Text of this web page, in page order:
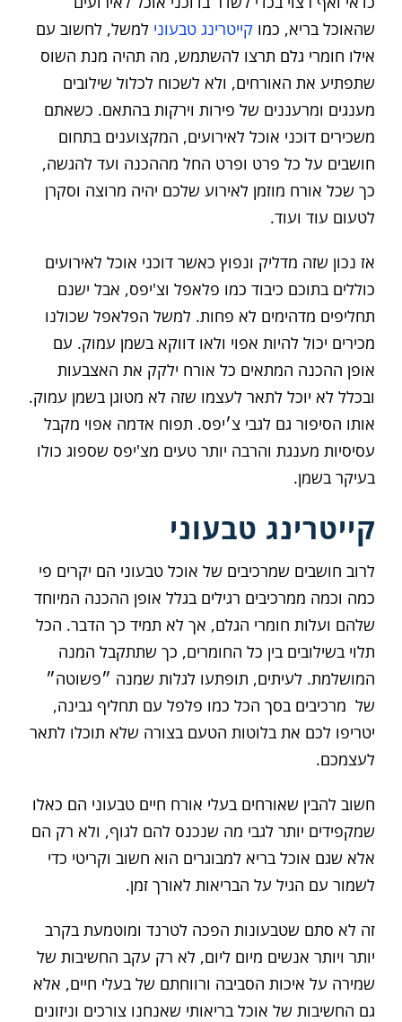
שהאוכל בריא, כמו קייטרינג טבעוני למשל, לחשוב עם
אילו חומרי גלם תרצו להשתמש, מה תהיה מנת השוס
שתפתיע את האורחים, ולא לשכוח לכלול שילובים
מענגים ומרעננים של פירות וירקות בהתאם. כשאתם
משכירים דוכני אוכל לאירועים, המקצוענים בתחום
חושבים על כל פרט ופרט החל מההכנה ועד להגשה,
כך שכל אורח מוזמן לאירוע שלכם יהיה מרוצה וסקרן
לטעום עוד ועוד.
אז נכון שזה מדליק ונפוץ כאשר דוכני אוכל לאירועים
כוללים בתוכם כיבוד כמו פלאפל וצ'יפס, אבל ישנם
תחליפים מדהימים לא פחות. למשל הפלאפל שכולנו
מכירים יכול להיות אפוי ולאו דווקא בשמן עמוק. עם
אופן ההכנה המתאים כל אורח ילקק את האצבעות
ובכלל לא יוכל לתאר לעצמו שזה לא מטוגן בשמן עמוק.
אותו הסיפור גם לגבי צ׳יפס. תפוח אדמה אפוי מקבל
עסיסיות מענגת והרבה יותר טעים מצ'יפס שספוג כולו
בעיקר בשמן.
קייטרינג טבעוני
לרוב חושבים שמרכיבים של אוכל טבעוני הם יקרים פי
כמה וכמה ממרכיבים רגילים בגלל אופן ההכנה המיוחד
שלהם ועלות חומרי הגלם, אך לא תמיד כך הדבר. הכל
תלוי בשילובים בין כל החומרים, כך שתתקבל המנה
המושלמת. לעיתים, תופתעו לגלות שמנה ״פשוטה״
של מרכיבים בסך הכל כמו פלפל עם תחליף גבינה,
יטריפו לכם את בלוטות הטעם בצורה שלא תוכלו לתאר
לעצמכם.
חשוב להבין שאורחים בעלי אורח חיים טבעוני הם כאלו
שמקפידים יותר לגבי מה שנכנס להם לגוף, ולא רק הם
אלא שגם אוכל בריא למבוגרים הוא חשוב וקריטי כדי
לשמור עם הגיל על הבריאות לאורך זמן.
זה לא סתם שטבעונות הפכה לטרנד ומוטמעת בקרב
יותר ויותר אנשים מיום ליום, לא רק עקב החשיבות של
שמירה על איכות הסביבה ורווחתם של בעלי חיים, אלא
גם החשיבות של אוכל בריאותי שאנחנו צורכים וניזונים